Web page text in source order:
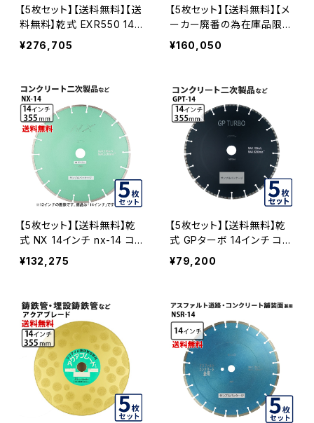
【5枚セット】【送料無料】【送
料無料】乾式 EXR550 14イ
ンチ exr550-14 硬質コン
クリート・みかげ石など EX
¥276,705
【5枚セット】【送料無料】【メ
ーカー廃番の為在庫品限
り】乾式 EXR330 14インチ
コンクリート二次製品など
¥160,050
【5枚セット】【送料無料】乾
式 NX 14インチ nx-14 コン
クリート二次製品など セグ
メントタイプ NX-14-05
¥132,275
【5枚セット】【送料無料】乾
式 GPターボ 14インチ コン
クリート二次製品など gpt-
14 GPT-14-05
¥79,200